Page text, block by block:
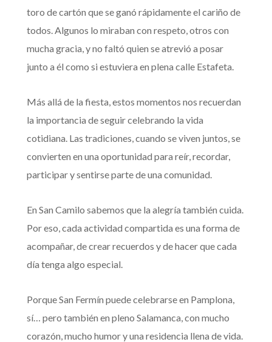
toro de cartón que se ganó rápidamente el cariño de
todos. Algunos lo miraban con respeto, otros con
mucha gracia, y no faltó quien se atrevió a posar
junto a él como si estuviera en plena calle Estafeta.
Más allá de la fiesta, estos momentos nos recuerdan
la importancia de seguir celebrando la vida
cotidiana. Las tradiciones, cuando se viven juntos, se
convierten en una oportunidad para reír, recordar,
participar y sentirse parte de una comunidad.
En San Camilo sabemos que la alegría también cuida.
Por eso, cada actividad compartida es una forma de
acompañar, de crear recuerdos y de hacer que cada
día tenga algo especial.
Porque San Fermín puede celebrarse en Pamplona,
sí… pero también en pleno Salamanca, con mucho
corazón, mucho humor y una residencia llena de vida.